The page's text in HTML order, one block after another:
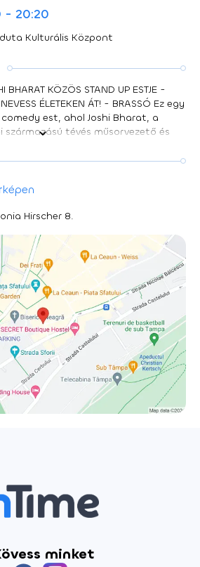
- 20:20
Kulturális Központ
BHARAT KÖZÖS STAND UP ESTJE -
ÉLETEKEN ÁT! - BRASSÓ Ez egy
est, ahol Joshi Bharat, a
tévés műsorvezető és
közösen fejtik meg a létezésünk
és békéről, de leginkább arról,
Itt nincs kötelező
van rengeteg poén, hiszen a keleti
a mosolyt, Orosz Gyuri a
és a kíméletlen humort. Az est
nagyon vicces, tanulságos, de soha
a közönség soraiból is
előadásba, és aki akarja, meg is
újjászületünk, legalább röhögve
Hirscher 8.
minket